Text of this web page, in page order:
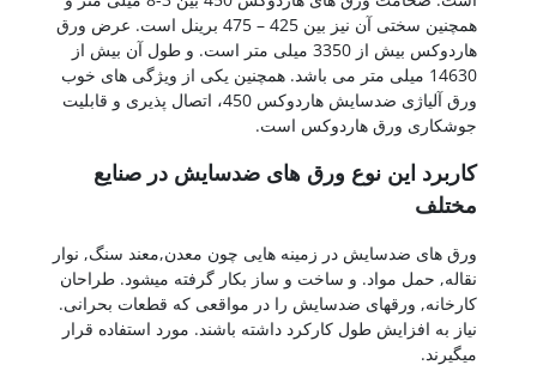
همچنین سختی آن نیز بین 425 – 475 برینل است. عرض ورق
هاردوکس بیش از 3350 میلی متر است. و طول آن بیش از
14630 میلی متر می باشد. همچنین یکی از ویژگی های خوب
ورق آلیاژی ضدسایش هاردوکس 450، اتصال پذیری و قابلیت
جوشکاری ورق هاردوکس است.
کاربرد این نوع ورق های ضدسایش در صنایع
مختلف
ورق های ضدسایش در زمینه هایی چون معدن,معند سنگ, نوار
نقاله, حمل مواد. و ساخت و ساز بکار گرفته میشود. طراحان
کارخانه, ورقهای ضدسایش را در مواقعی که قطعات بحرانی.
نیاز به افزایش طول کارکرد داشته باشند. مورد استفاده قرار
میگیرند.